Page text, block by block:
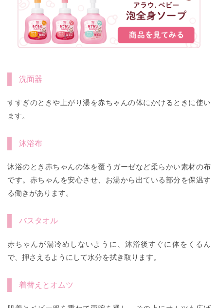
洗面器
すすぎのときや上がり湯を赤ちゃんの体にかけるときに使い
ます。
沐浴布
沐浴のとき赤ちゃんの体を覆うガーゼなど柔らかい素材の布
です。赤ちゃんを安心させ、お湯から出ている部分を保温す
る働きがあります。
バスタオル
赤ちゃんが湯冷めしないように、沐浴後すぐに体をくるん
で、押さえるようにして水分を拭き取ります。
着替えとオムツ